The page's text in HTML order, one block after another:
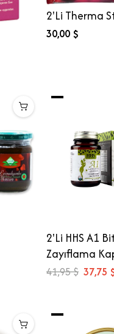
2'Li Therma
30,00 $
2'Li HHS A1
Zayıflama
41,95 $ 37,75